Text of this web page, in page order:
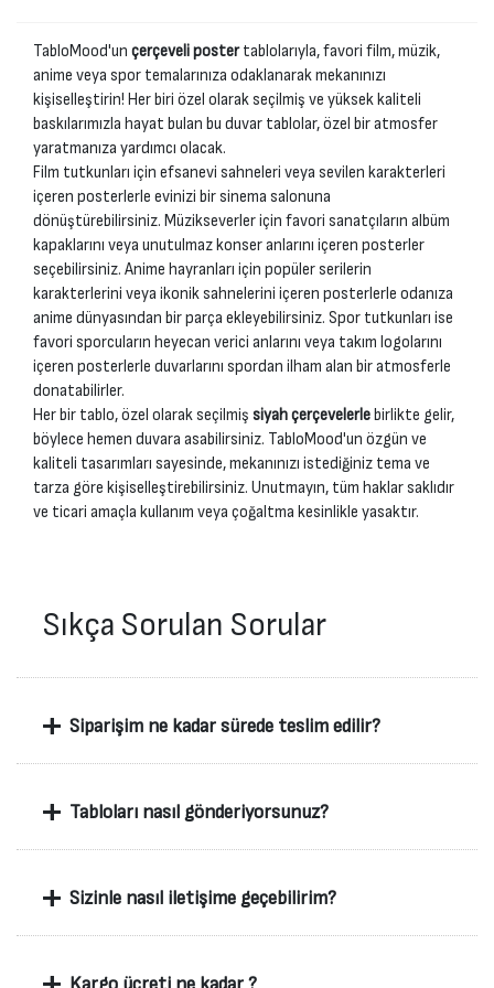
TabloMood'un çerçeveli postertablolarıyla, favori film, müzik,
anime veya spor temalarınıza odaklanarak mekanınızı
kişiselleştirin! Her biri özel olarak seçilmiş ve yüksek kaliteli
baskılarımızla hayat bulan bu duvar tablolar, özel bir atmosfer
yaratmanıza yardımcı olacak.
Film tutkunları için efsanevi sahneleri veya sevilen karakterleri
içeren posterlerle evinizi bir sinema salonuna
dönüştürebilirsiniz. Müzikseverler için favori sanatçıların albüm
kapaklarını veya unutulmaz konser anlarını içeren posterler
seçebilirsiniz. Anime hayranları için popüler serilerin
karakterlerini veya ikonik sahnelerini içeren posterlerle odanıza
anime dünyasından bir parça ekleyebilirsiniz. Spor tutkunları ise
favori sporcuların heyecan verici anlarını veya takım logolarını
içeren posterlerle duvarlarını spordan ilham alan bir atmosferle
donatabilirler.
Her bir tablo, özel olarak seçilmiş siyah çerçevelerlebirlikte gelir,
böylece hemen duvara asabilirsiniz. TabloMood'un özgün ve
kaliteli tasarımları sayesinde, mekanınızı istediğiniz tema ve
tarza göre kişiselleştirebilirsiniz. Unutmayın, tüm haklar saklıdır
ve ticari amaçla kullanım veya çoğaltma kesinlikle yasaktır.
Sıkça Sorulan Sorular
+ Siparişim ne kadar sürede teslim edilir?
+ Tabloları nasıl gönderiyorsunuz?
+ Sizinle nasıl iletişime geçebilirim?